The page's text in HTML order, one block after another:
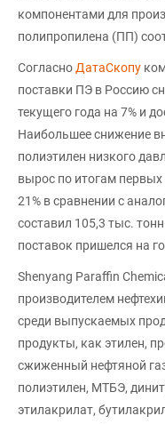
компонентами для
полипропилена (ПП)
Согласно ДатаСкопу
поставки ПЭ в Россию
текущего года на 7% и
Наибольшее снижение
полиэтилен низкого
вырос по итогам первых
21% в сравнении с
составил 105,3 тыс.
поставок пришелся на
Shenyang Paraffin
производителем
среди выпускаемых
продукты, как этилен,
сжиженный нефтяной
полиэтилен, МТБЭ,
этилакрилат,